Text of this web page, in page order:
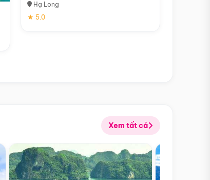
Hạ Long
★ 5.0
Xem tất cả